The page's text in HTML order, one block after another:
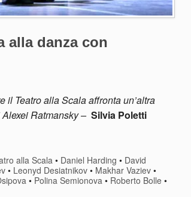
alla danza con
il Teatro alla Scala affronta un’altra
Ratmansky – Silvia Poletti
alla Scala• Daniel Harding • David
• Leonyd Desiatnikov • Makhar Vaziev •
• Polina Semionova • Roberto Bolle •